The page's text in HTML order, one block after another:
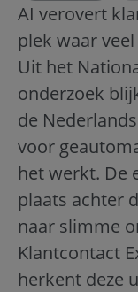
AI verovert
plek waar
Uit het
onderzoek
de
voor
het werkt. De
plaats achter
naar slimme
Klantcontact
herkent deze